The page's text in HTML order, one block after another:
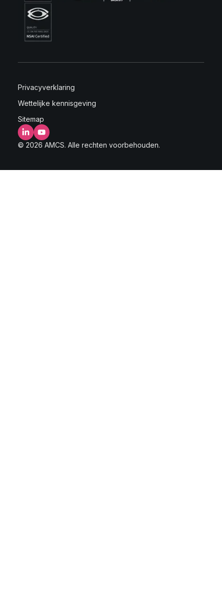
Privacyverklaring
Wettelijke kennisgeving
Sitemap
LinkedInYouTube
© 2026 AMCS. Alle rechten voorbehouden.